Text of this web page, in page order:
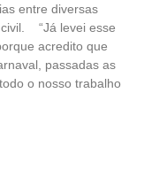
entre diversas
civil. “Já levei esse
acredito que
passadas as
o nosso trabalho